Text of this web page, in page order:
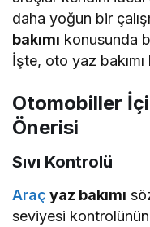
daha yoğun bir
bakımı konusunda
İşte, oto yaz
Otomobiller
Önerisi
Sıvı Kontrolü
Araç yaz bakımı
seviyesi